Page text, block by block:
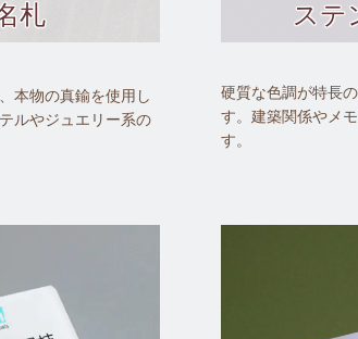
札
本物の真鍮を使用し
ルやジュエリー系の
ステ
硬質な色調が特長
す。建築関係やメ
す。